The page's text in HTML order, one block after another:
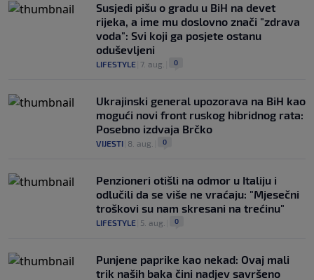
Susjedi pišu o gradu u BiH na devet
rijeka, a ime mu doslovno znači "zdrava
voda": Svi koji ga posjete ostanu
oduševljeni
LIFESTYLE 7. aug. 0
Ukrajinski general upozorava na BiH kao
mogući novi front ruskog hibridnog rata:
Posebno izdvaja Brčko
VIJESTI 8. aug. 0
Penzioneri otišli na odmor u Italiju i
odlučili da se više ne vraćaju: "Mjesečni
troškovi su nam skresani na trećinu"
LIFESTYLE 5. aug. 0
Punjene paprike kao nekad: Ovaj mali
trik naših baka čini nadjev savršeno